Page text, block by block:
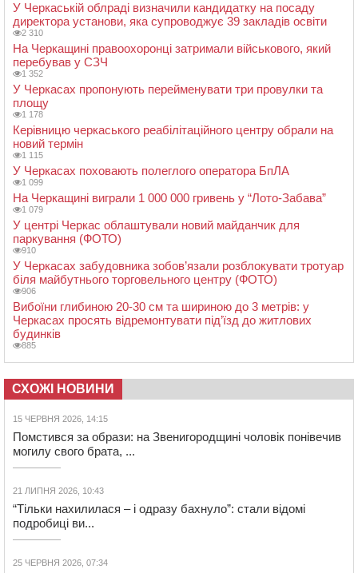
У Черкаській облраді визначили кандидатку на посаду
директора установи, яка супроводжує 39 закладів освіти
2 310
На Черкащині правоохоронці затримали військового, який
перебував у СЗЧ
1 352
У Черкасах пропонують перейменувати три провулки та
площу
1 178
Керівницю черкаського реабілітаційного центру обрали на
новий термін
1 115
У Черкасах поховають полеглого оператора БпЛА
1 099
На Черкащині виграли 1 000 000 гривень у “Лото-Забава”
1 079
У центрі Черкас облаштували новий майданчик для
паркування (ФОТО)
910
У Черкасах забудовника зобов’язали розблокувати тротуар
біля майбутнього торговельного центру (ФОТО)
906
Вибоїни глибиною 20-30 см та шириною до 3 метрів: у
Черкасах просять відремонтувати під’їзд до житлових
будинків
885
СХОЖІ НОВИНИ
15 ЧЕРВНЯ 2026, 14:15
Помстився за образи: на Звенигородщині чоловік понівечив
могилу свого брата, ...
21 ЛИПНЯ 2026, 10:43
“Тільки нахилилася – і одразу бахнуло”: стали відомі
подробиці ви...
25 ЧЕРВНЯ 2026, 07:34